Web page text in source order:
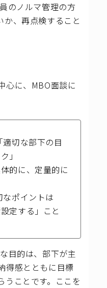
のノルマ管理の方
か、再点検すること
心に、MBO面談に
適切な部下の目
」
的に、定量的に
なポイントは
定する」こと
目的は、部下が主
得感とともに目標
うことです。ここを